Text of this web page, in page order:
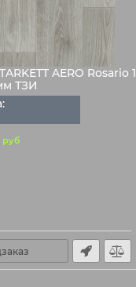
AERO Rosario 1
ТЗИ
руб